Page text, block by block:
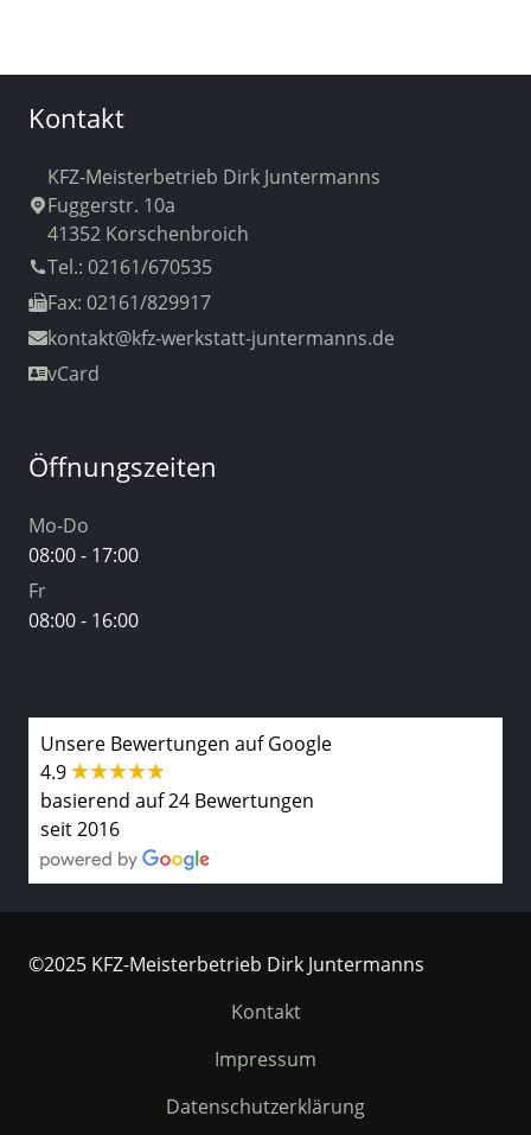
Kontakt
KFZ-Meisterbetrieb Dirk Juntermanns
Fuggerstr. 10a
41352 Korschenbroich
Tel.: 02161/670535
Fax: 02161/829917
kontakt@kfz-werkstatt-juntermanns.de
vCard
Öffnungszeiten
Mo-Do
08:00 - 17:00
Fr
08:00 - 16:00
Unsere Bewertungen auf Google
4.9
basierend auf 24 Bewertungen
seit 2016
©2025 KFZ-Meisterbetrieb Dirk Juntermanns
Kontakt
Impressum
Datenschutzerklärung